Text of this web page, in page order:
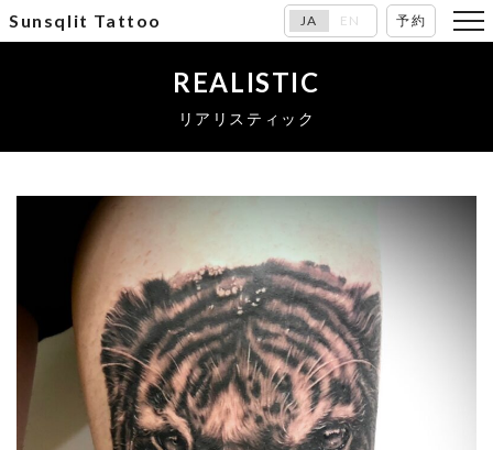
Sunsqlit Tattoo JA EN 予約
REALISTIC
リアリスティック